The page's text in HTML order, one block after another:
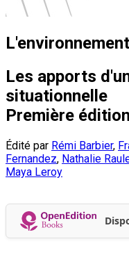
Les apports
situationnelle
Première édition
Édité par Rémi Barbier,
Fernandez, Nathalie
Maya Leroy